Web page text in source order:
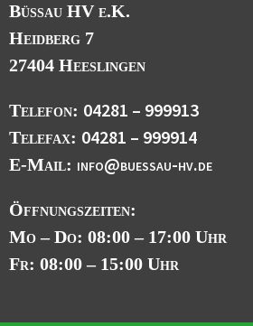
Büssau HV e.K.
Heidberg 7
27404 Heeslingen
Telefon: 04281 – 999913
Telefax: 04281 – 999914
E-Mail: info@buessau-hv.de
Öffnungszeiten:
Mo – Do: 08:00 – 17:00 Uhr
Fr: 08:00 – 15:00 Uhr